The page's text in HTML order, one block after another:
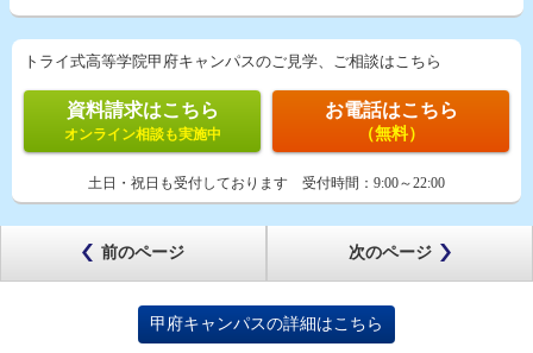
トライ式高等学院甲府キャンパスのご見学、ご相談はこちら
資料請求はこちら
オンライン相談も実施中
お電話はこちら
（無料）
土日・祝日も受付しております 受付時間： 9:00～22:00
前のページ 次のページ
甲府キャンパスの詳細はこちら